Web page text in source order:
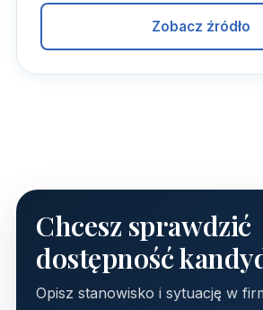
Zobacz źródło
Chcesz sprawdzić
dostępność
Opisz stanowisko i sytuację w